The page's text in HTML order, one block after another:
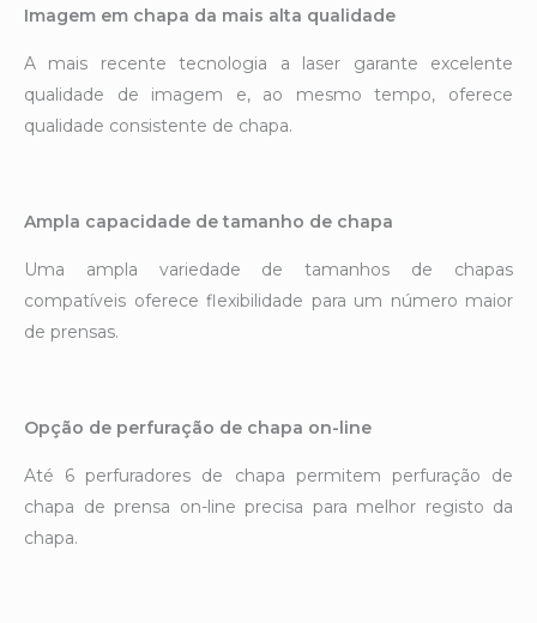
Imagem em chapa da mais alta qualidade
A mais recente tecnologia a laser garante excelente
qualidade de imagem e, ao mesmo tempo, oferece
qualidade consistente de chapa.
Ampla capacidade de tamanho de chapa
Uma ampla variedade de tamanhos de chapas
compatíveis oferece flexibilidade para um número maior
de prensas.
Opção de perfuração de chapa on-line
Até 6 perfuradores de chapa permitem perfuração de
chapa de prensa on-line precisa para melhor registo da
chapa.